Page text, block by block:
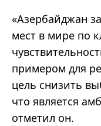
«Азербайджан
мест в мире по
примером для
цель снизить
что является
отметил он.